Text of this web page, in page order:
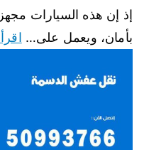
إذ إن هذه السيارات
بأمان، ويعمل على…